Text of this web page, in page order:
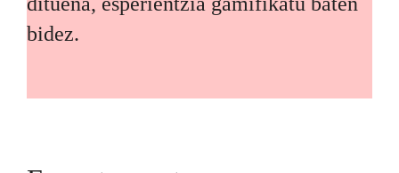
bidez.